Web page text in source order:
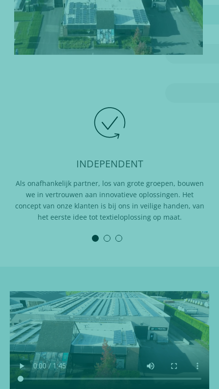
INDEPENDENT
Als onafhankelijk partner, los van grote groepen, bouwen
we in vertrouwen aan innovatieve oplossingen. Het
concept van onze klanten is bij ons in veilige handen, van
het eerste idee tot textieloplossing op maat.